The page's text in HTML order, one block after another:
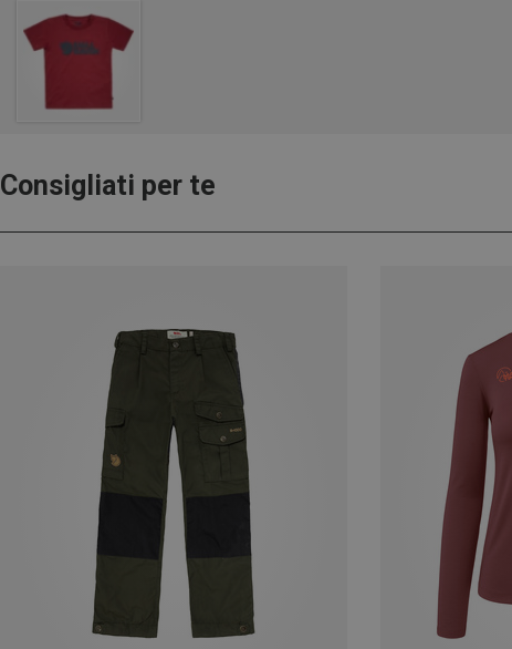
Consigliati per te